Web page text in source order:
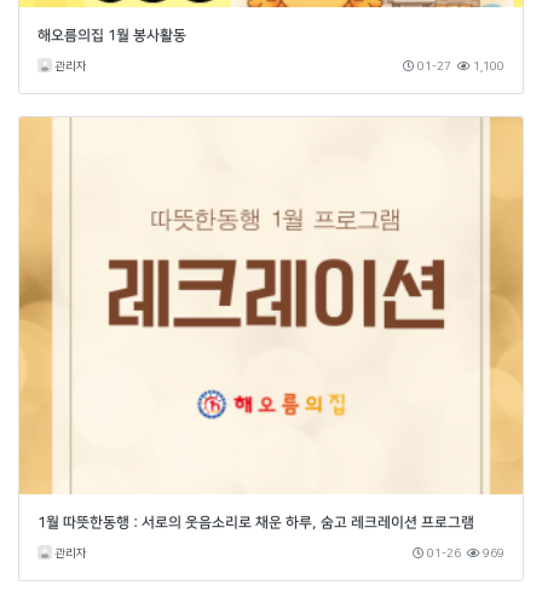
해오름의집 1월 봉사활동
관리자 01-27 1,100
1월 따뜻한동행 : 서로의 웃음소리로 채운 하루, 숨고 레크레이션 프로그램
관리자 01-26 969